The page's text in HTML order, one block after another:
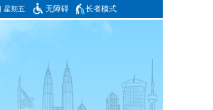
星期五 无障碍 长者模式